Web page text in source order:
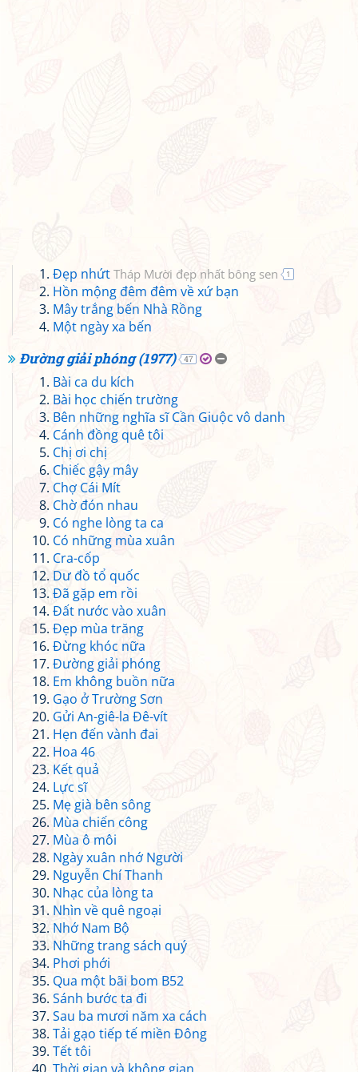
Đẹp nhứt Tháp Mười đẹp nhất bông sen 1
Hồn mộng đêm đêm về xứ bạn
Mây trắng bến Nhà Rồng
Một ngày xa bến
Đường giải phóng (1977) 47
Bài ca du kích
Bài học chiến trường
Bên những nghĩa sĩ Cần Giuộc vô danh
Cánh đồng quê tôi
Chị ơi chị
Chiếc gậy mây
Chợ Cái Mít
Chờ đón nhau
Có nghe lòng ta ca
Có những mùa xuân
Cra-cốp
Dư đồ tổ quốc
Đã gặp em rồi
Đất nước vào xuân
Đẹp mùa trăng
Đừng khóc nữa
Đường giải phóng
Em không buồn nữa
Gạo ở Trường Sơn
Gửi An-giê-la Đê-vít
Hẹn đến vành đai
Hoa 46
Kết quả
Lực sĩ
Mẹ già bên sông
Mùa chiến công
Mùa ô môi
Ngày xuân nhớ Người
Nguyễn Chí Thanh
Nhạc của lòng ta
Nhìn về quê ngoại
Nhớ Nam Bộ
Những trang sách quý
Phơi phới
Qua một bãi bom B52
Sánh bước ta đi
Sau ba mươi năm xa cách
Tải gạo tiếp tế miền Đông
Tết tôi